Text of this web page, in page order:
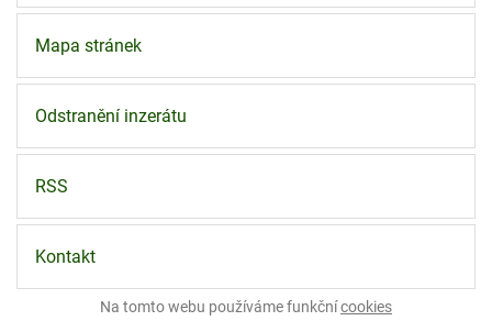
Mapa stránek
Odstranění inzerátu
RSS
Kontakt
Na tomto webu používáme funkčnícookies